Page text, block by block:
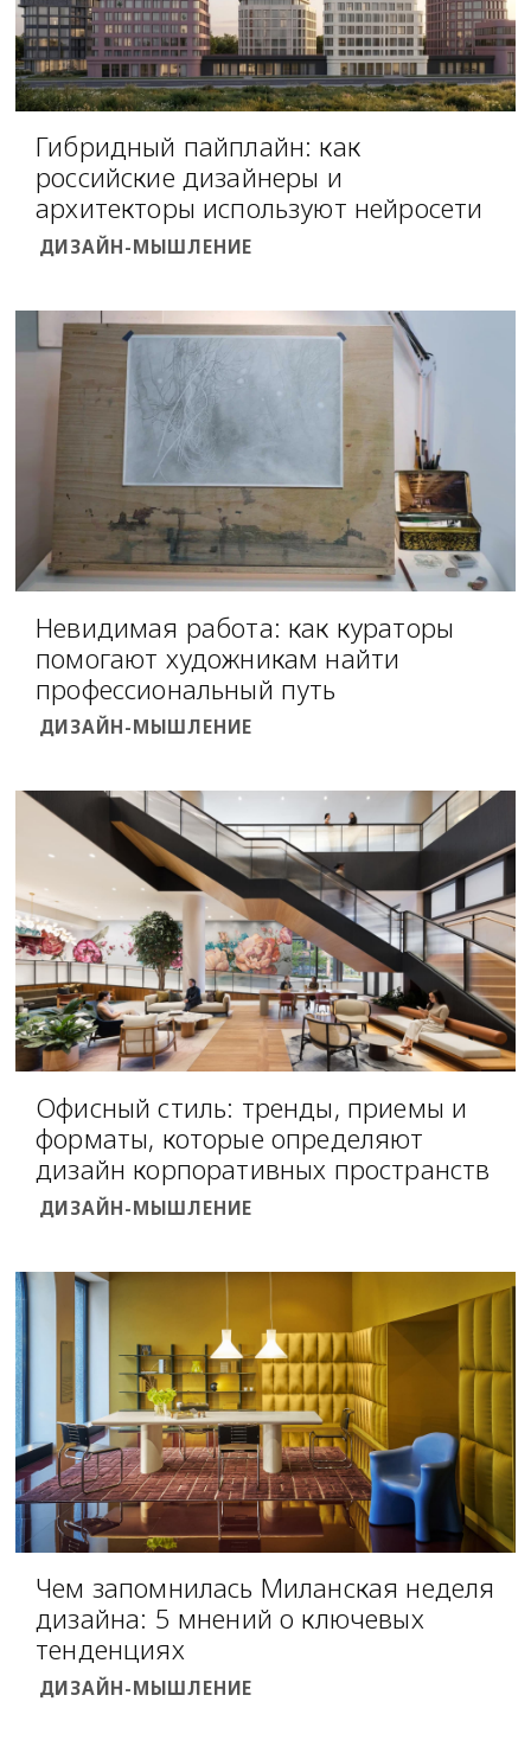
Гибридный пайплайн: как
российские дизайнеры и
архитекторы используют нейросети
ДИЗАЙН-МЫШЛЕНИЕ
Невидимая работа: как кураторы
помогают художникам найти
профессиональный путь
ДИЗАЙН-МЫШЛЕНИЕ
Офисный стиль: тренды, приемы и
форматы, которые определяют
дизайн корпоративных пространств
ДИЗАЙН-МЫШЛЕНИЕ
Чем запомнилась Миланская неделя
дизайна: 5 мнений о ключевых
тенденциях
ДИЗАЙН-МЫШЛЕНИЕ